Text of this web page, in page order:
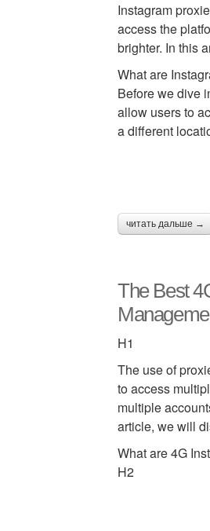
Instagram
access the
brighter. In this
What are
Before we dive
allow users to
a different
читать дальше →
The Best
H1
The use of
to access
multiple
article, we will
What are 4G
H2